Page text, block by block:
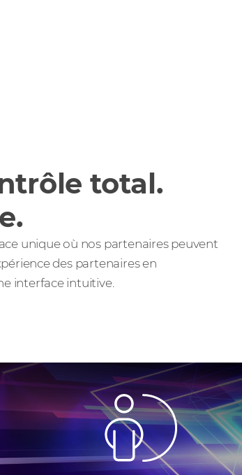
total.
unique où nos partenaires peuvent
des partenaires en
interface intuitive.